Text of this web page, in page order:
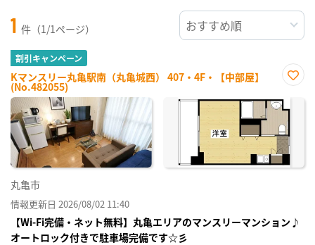
1 件（1/1ページ）
割引キャンペーン
Kマンスリー丸亀駅南（丸亀城西） 407・4F・【中部屋】
(No.482055)
に入
り登
録
丸亀市
情報更新日 2026/08/02 11:40
【Wi-Fi完備・ネット無料】丸亀エリアのマンスリーマンション♪
オートロック付きで駐車場完備です☆彡